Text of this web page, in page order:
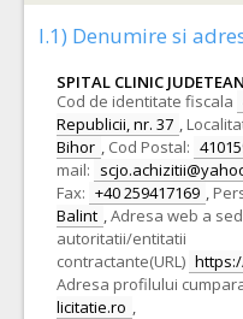
I.1) Denumire si
SPITAL CLINIC
Cod de identitate fiscala
Republicii, nr. 37 ,
Bihor , Cod Postal:
mail:
Fax: +40 259417169 ,
Balint ,Adresa web a
autoritatii/entitatii
contractante(URL)
Adresa profilului
licitatie.ro ,